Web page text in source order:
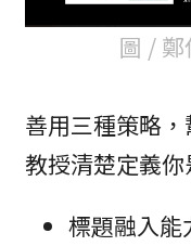
圖 /
善用三種策略
教授清楚定義你
標題融入能